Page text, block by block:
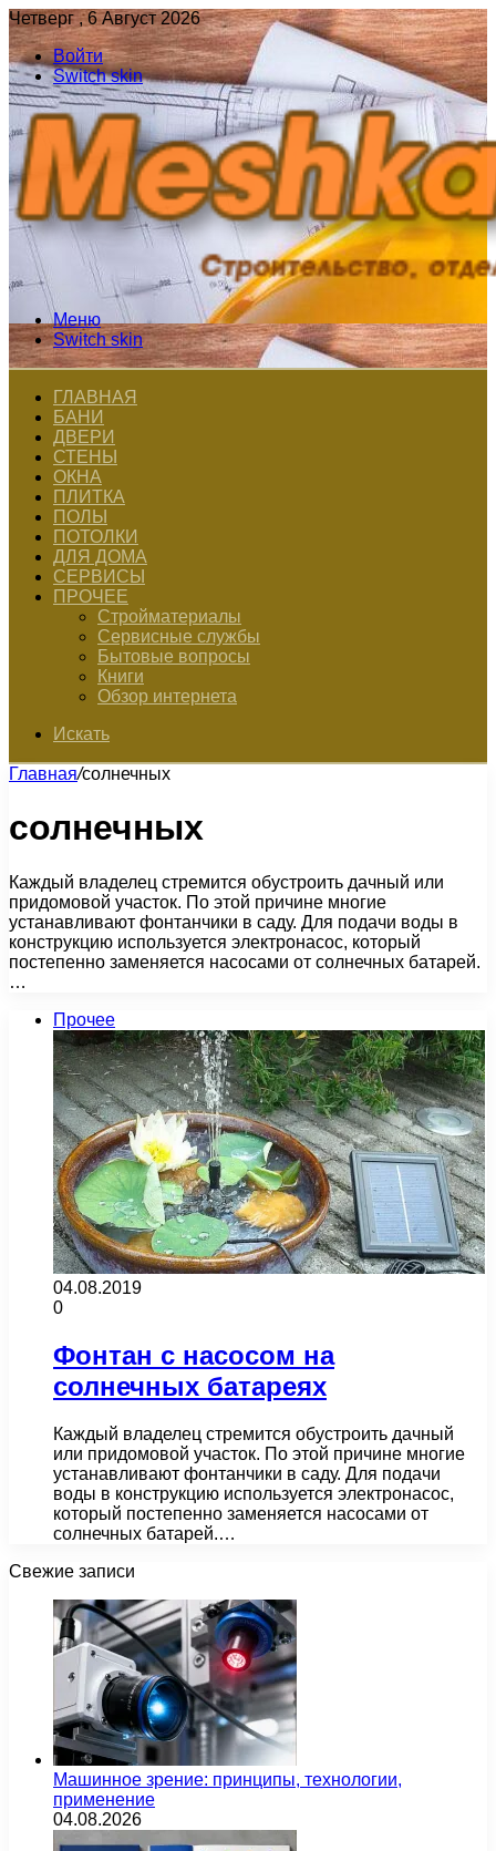
Четверг , 6 Август 2026
Войти
Switch skin
Меню
Switch skin
ГЛАВНАЯ
БАНИ
ДВЕРИ
СТЕНЫ
ОКНА
ПЛИТКА
ПОЛЫ
ПОТОЛКИ
ДЛЯ ДОМА
СЕРВИСЫ
ПРОЧЕЕ
Стройматериалы
Сервисные службы
Бытовые вопросы
Книги
Обзор интернета
Искать
Главная/солнечных
солнечных
Каждый владелец стремится обустроить дачный или
придомовой участок. По этой причине многие
устанавливают фонтанчики в саду. Для подачи воды в
конструкцию используется электронасос, который
постепенно заменяется насосами от солнечных батарей.
…
Прочее
04.08.2019
0
Фонтан с насосом на
солнечных батареях
Каждый владелец стремится обустроить дачный
или придомовой участок. По этой причине многие
устанавливают фонтанчики в саду. Для подачи
воды в конструкцию используется электронасос,
который постепенно заменяется насосами от
солнечных батарей.…
Свежие записи
Машинное зрение: принципы, технологии,
применение
04.08.2026